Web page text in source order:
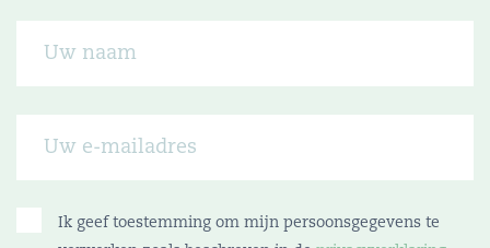
Ik geef toestemming om mijn persoonsgegevens te